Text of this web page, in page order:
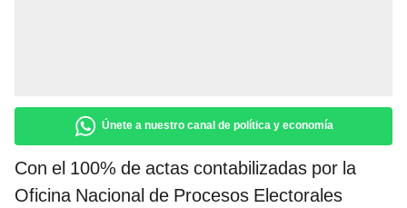
Únete a nuestro canal de política y economía
Con el 100% de actas contabilizadas por la
Oficina Nacional de Procesos Electorales